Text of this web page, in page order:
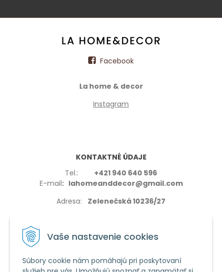
Vaše nastavenie cookies
Súbory cookie nám pomáhajú pri poskytovaní
Facebook
La home & decor
Instagram
KONTAKTNÉ ÚDAJE
Tel.: +421 940 640 596
E-mail: lahomeanddecor@gmail.com
Adresa: Zelenečská 10236/27